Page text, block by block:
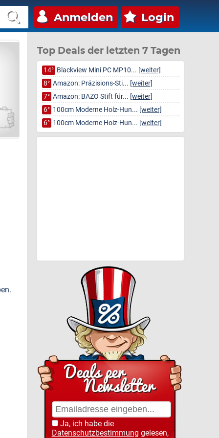
Anmelden Login
Top Deals der letzten 7 Tagen
14° Blackview Mini PC MP10... [weiter]
8° Amazon: Präzisions-Sti... [weiter]
7° Amazon: BAZO Stift für... [weiter]
6° 100cm Moderne Holz-Hun... [weiter]
6° 100cm Moderne Holz-Hun... [weiter]
Ja, ich habe die
Datenschutzbestimmung gelesen,